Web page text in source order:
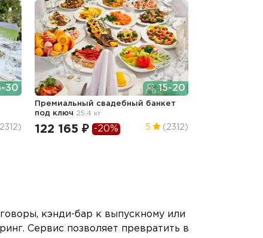
30 15-20
Премиальный свадебный банкет
под ключ 25.4 кг
122 165 ₽ -20% 5 (2312)
кэнди-бар к выпускному или
Сервис позволяет превратить в